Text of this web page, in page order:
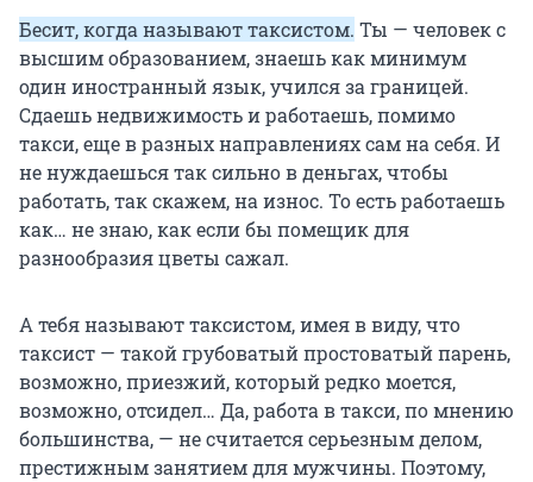
Бесит, когда называют таксистом. Ты — человек с
высшим образованием, знаешь как минимум
один иностранный язык, учился за границей.
Сдаешь недвижимость и работаешь, помимо
такси, еще в разных направлениях сам на себя. И
не нуждаешься так сильно в деньгах, чтобы
работать, так скажем, на износ. То есть работаешь
как… не знаю, как если бы помещик для
разнообразия цветы сажал.
А тебя называют таксистом, имея в виду, что
таксист — такой грубоватый простоватый парень,
возможно, приезжий, который редко моется,
возможно, отсидел… Да, работа в такси, по мнению
большинства, — не считается серьезным делом,
престижным занятием для мужчины. Поэтому,